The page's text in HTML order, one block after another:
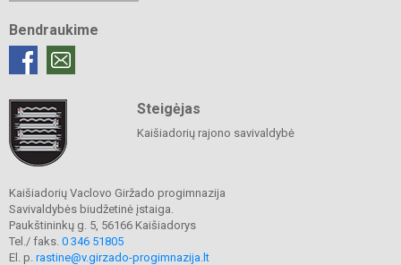
Bendraukime
Steigėjas
Kaišiadorių rajono savivaldybė
Kaišiadorių Vaclovo Giržado progimnazija
Savivaldybės biudžetinė įstaiga.
Paukštininkų g. 5, 56166 Kaišiadorys
Tel./ faks. 0 346 51805
El. p. rastine@v.girzado-progimnazija.lt